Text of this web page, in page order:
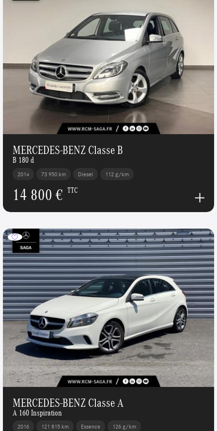
MERCEDES-BENZ Classe B
B 180 d
2014 73 950 km Diesel 112 g/km
14 800 € TTC
MERCEDES-BENZ Classe A
A 160 Inspiration
2016 121 815 km Essence 126 g/km